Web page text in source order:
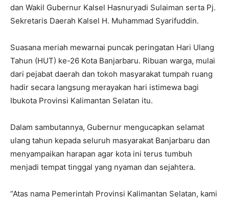
dan Wakil Gubernur Kalsel Hasnuryadi Sulaiman serta Pj.
Sekretaris Daerah Kalsel H. Muhammad Syarifuddin.
Suasana meriah mewarnai puncak peringatan Hari Ulang
Tahun (HUT) ke-26 Kota Banjarbaru. Ribuan warga, mulai
dari pejabat daerah dan tokoh masyarakat tumpah ruang
hadir secara langsung merayakan hari istimewa bagi
Ibukota Provinsi Kalimantan Selatan itu.
Dalam sambutannya, Gubernur mengucapkan selamat
ulang tahun kepada seluruh masyarakat Banjarbaru dan
menyampaikan harapan agar kota ini terus tumbuh
menjadi tempat tinggal yang nyaman dan sejahtera.
“Atas nama Pemerintah Provinsi Kalimantan Selatan, kami